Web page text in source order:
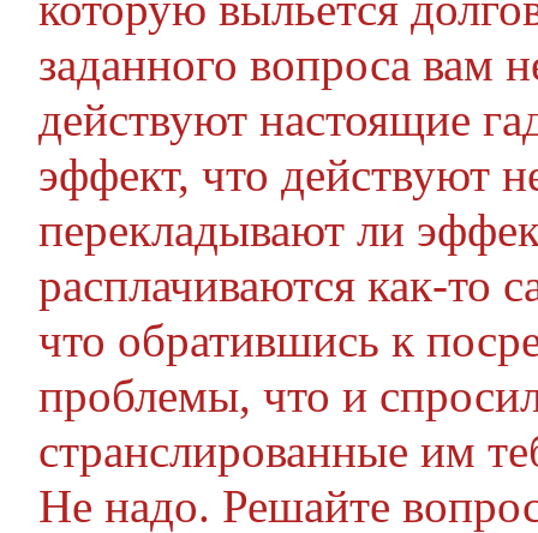
заданного вопроса вам
действуют настоящие
эффект, что действуют
перекладывают ли
расплачиваются как-то
что обратившись к
проблемы, что и
странслированные им
Не надо. Решайте